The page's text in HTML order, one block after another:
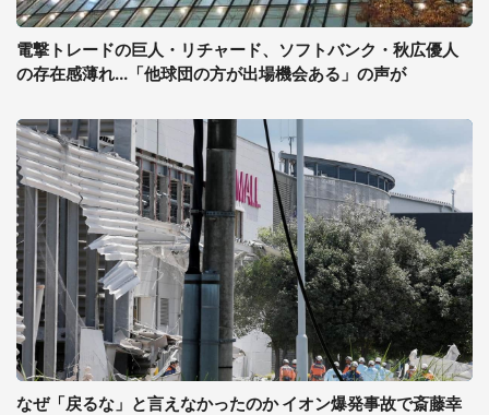
電撃トレードの巨人・リチャード、ソフトバンク・秋広優人
の存在感薄れ...「他球団の方が出場機会ある」の声が
なぜ「戻るな」と言えなかったのか イオン爆発事故で斎藤幸